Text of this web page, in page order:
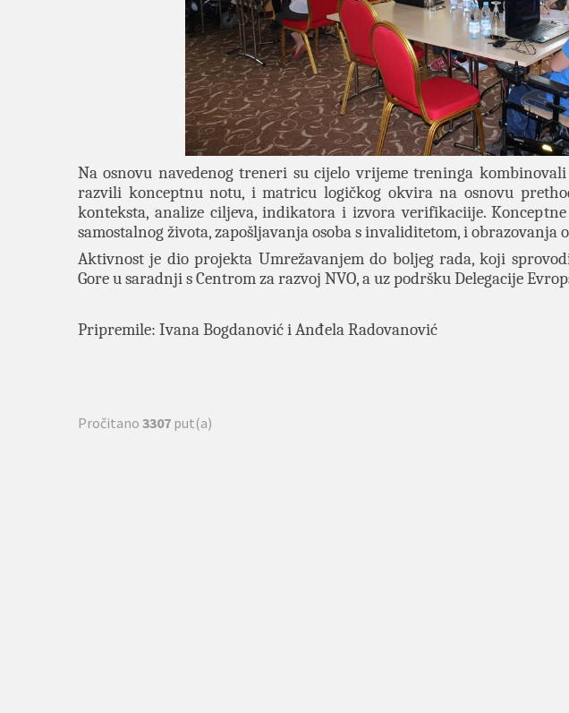
Na osnovu navedenog treneri su cijelo vrijeme treninga
razvili konceptnu notu, i matricu logičkog okvira na osnovu
konteksta, analize ciljeva, indikatora i izvora verifikaciije.
samostalnog života, zapošljavanja osoba s invaliditetom, i obrazovanja
Aktivnost je dio projekta Umrežavanjem do boljeg rada, koji
Gore u saradnji s Centrom za razvoj NVO, a uz podršku Delegacije
Pripremile: Ivana Bogdanović i Anđela Radovanović
Pročitano 3307 put(a)